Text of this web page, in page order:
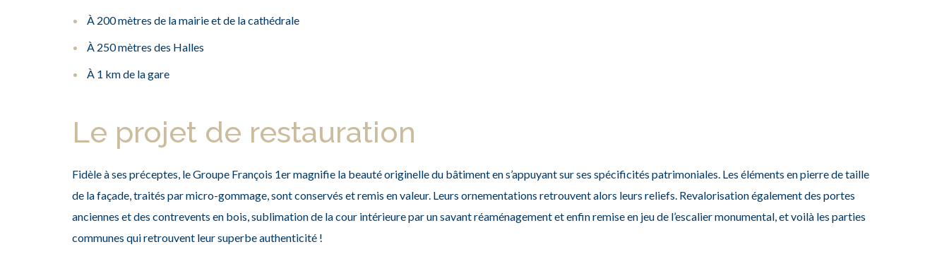
À 200 mètres de la mairie et de la cathédrale
À 250 mètres des Halles
À 1 km de la gare
Le projet de restauration
Fidèle à ses préceptes, le Groupe François 1ermagnifie la beauté originelle du bâtiment en s’appuyant sur ses spécificités patrimoniales. Les éléments en pierre de taille
de la façade, traités par micro-gommage, sont conservés et remis en valeur. Leurs ornementations retrouvent alors leurs reliefs. Revalorisation également des portes
anciennes et des contrevents en bois, sublimation de la cour intérieure par un savant réaménagementet enfin remise en jeu de l’escalier monumental, et voilà les parties
communes qui retrouvent leur superbe authenticité !